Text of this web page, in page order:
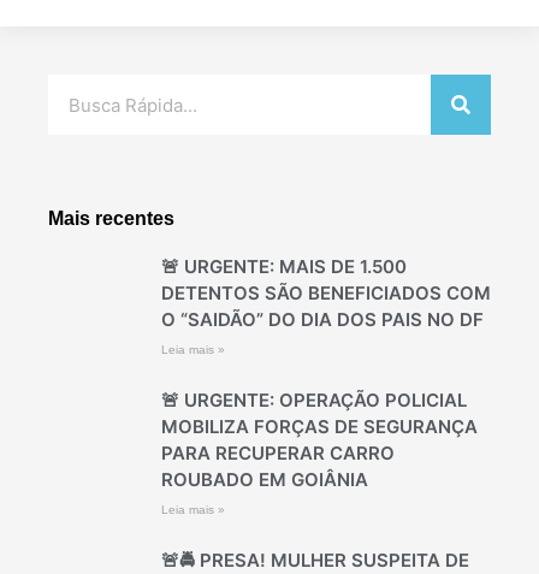
Mais recentes
🚨 URGENTE: MAIS DE 1.500
DETENTOS SÃO BENEFICIADOS COM
O “SAIDÃO” DO DIA DOS PAIS NO DF
Leia mais »
🚨 URGENTE: OPERAÇÃO POLICIAL
MOBILIZA FORÇAS DE SEGURANÇA
PARA RECUPERAR CARRO
ROUBADO EM GOIÂNIA
Leia mais »
🚨🚔 PRESA! MULHER SUSPEITA DE